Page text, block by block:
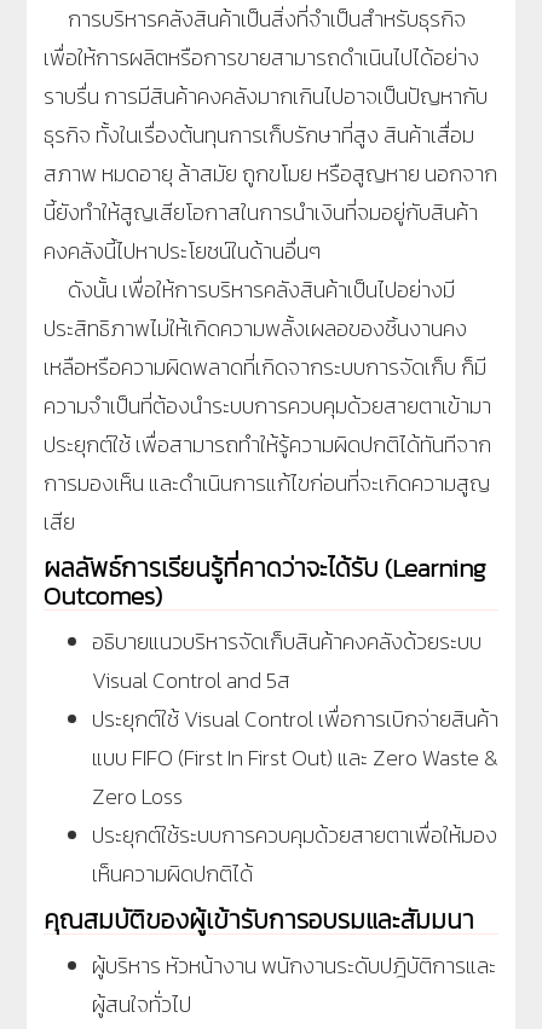
การบริหารคลังสินค้าเป็นสิ่งที่จำเป็นสำหรับธุรกิจ
เพื่อให้การผลิตหรือการขายสามารถดำเนินไปได้อย่าง
ราบรื่น การมีสินค้าคงคลังมากเกินไปอาจเป็นปัญหากับ
ธุรกิจ ทั้งในเรื่องต้นทุนการเก็บรักษาที่สูง สินค้าเสื่อม
สภาพ หมดอายุ ล้าสมัย ถูกขโมย หรือสูญหาย นอกจาก
นี้ยังทำให้สูญเสียโอกาสในการนำเงินที่จมอยู่กับสินค้า
คงคลังนี้ไปหาประโยชน์ในด้านอื่นๆ
ดังนั้น เพื่อให้การบริหารคลังสินค้าเป็นไปอย่างมี
ประสิทธิภาพไม่ให้เกิดความพลั้งเผลอของชิ้นงานคง
เหลือหรือความผิดพลาดที่เกิดจากระบบการจัดเก็บ ก็มี
ความจำเป็นที่ต้องนำระบบการควบคุมด้วยสายตาเข้ามา
ประยุกต์ใช้ เพื่อสามารถทำให้รู้ความผิดปกติได้ทันทีจาก
การมองเห็น และดำเนินการแก้ไขก่อนที่จะเกิดความสูญ
เสีย
ผลลัพธ์การเรียนรู้ที่คาดว่าจะได้รับ (Learning
Outcomes)
อธิบายแนวบริหารจัดเก็บสินค้าคงคลังด้วยระบบ
Visual Control and 5ส
ประยุกต์ใช้ Visual Control เพื่อการเบิกจ่ายสินค้า
แบบ FIFO (First In First Out) และ Zero Waste &
Zero Loss
ประยุกต์ใช้ระบบการควบคุมด้วยสายตาเพื่อให้มอง
เห็นความผิดปกติได้
คุณสมบัติของผู้เข้ารับการอบรมและสัมมนา
ผู้บริหาร หัวหน้างาน พนักงานระดับปฎิบัติการและ
ผู้สนใจทั่วไป